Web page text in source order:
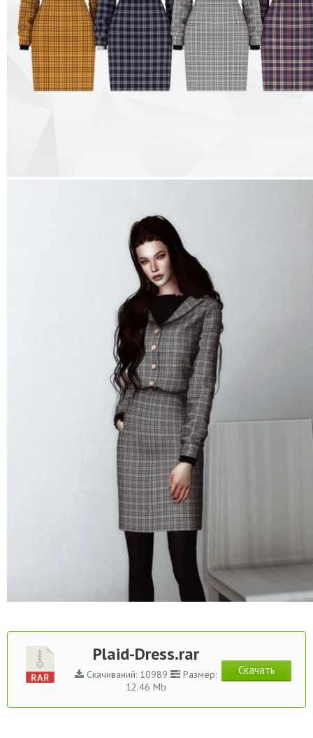
Plaid-Dress.rar
Скачиваний: 10989
Размер:
12.46 Mb
Скачать